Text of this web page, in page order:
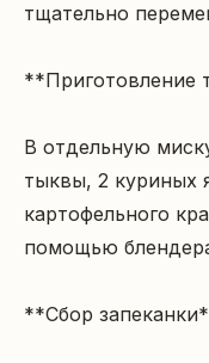
тщательно
**Приготовление
В отдельную
тыквы, 2 куриных
картофельного
помощью
**Сбор